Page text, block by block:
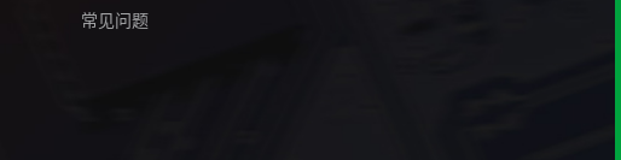
常见问题